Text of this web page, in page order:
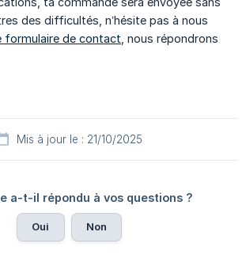
des difficultés, n’hésite pas à nous
formulaire de contact , nous répondrons
Mis à jour le : 21/10/2025
a-t-il répondu à vos questions ?
Oui Non